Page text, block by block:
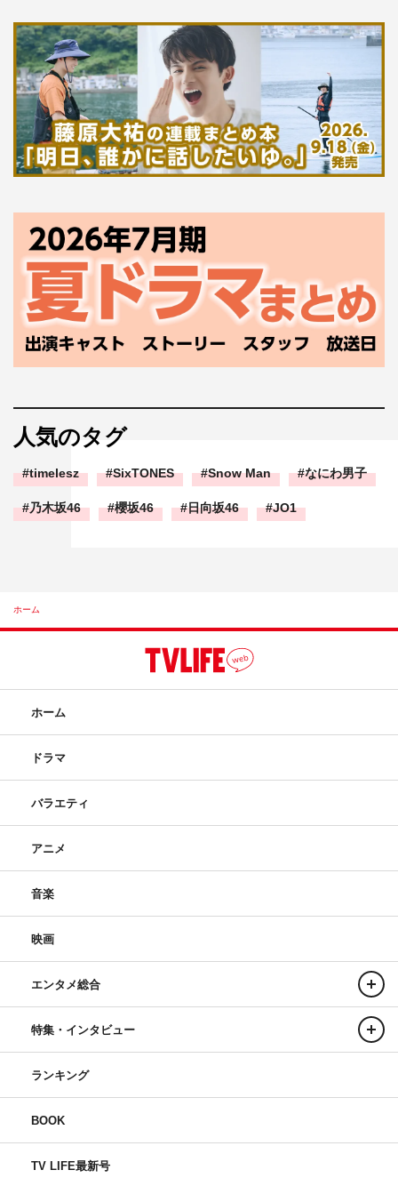
人気のタグ
timelesz SixTONES Snow Man なにわ男子
乃木坂46 櫻坂46 日向坂46 JO1
ホーム
ホーム
ドラマ
バラエティ
アニメ
音楽
映画
エンタメ総合
特集・インタビュー
ランキング
BOOK
TV LIFE最新号